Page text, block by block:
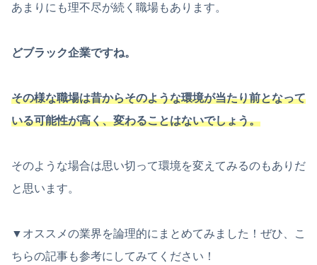
あまりにも理不尽が続く職場もあります。
どブラック企業ですね。
その様な職場は昔からそのような環境が当たり前となって
いる可能性が高く、変わることはないでしょう。
そのような場合は思い切って環境を変えてみるのもありだ
と思います。
▼オススメの業界を論理的にまとめてみました！ぜひ、こ
ちらの記事も参考にしてみてください！